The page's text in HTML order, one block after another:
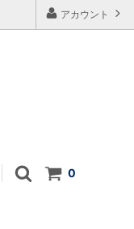
アカウント
0